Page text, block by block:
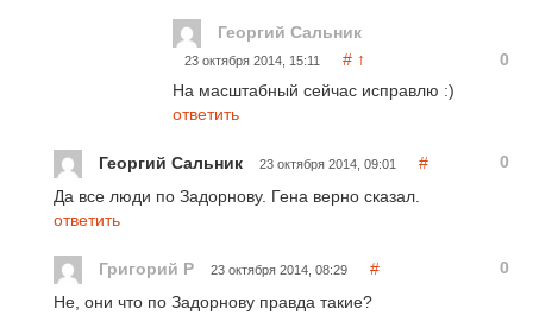
Георгий Сальник
23 октября 2014, 15:11 # ↑
0
На масштабный сейчас исправлю :)
ответить
Георгий Сальник 23 октября 2014, 09:01 #
0
Да все люди по Задорнову. Гена верно сказал.
ответить
Григорий Р 23 октября 2014, 08:29 #
0
Не, они что по Задорнову правда такие?